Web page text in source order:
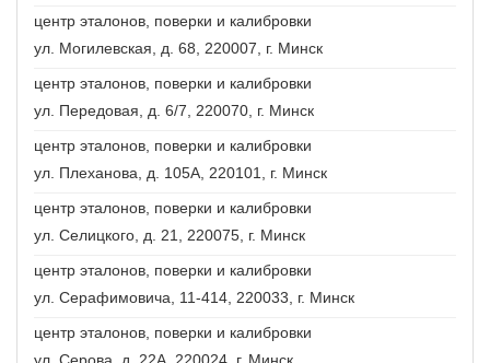
центр эталонов, поверки и калибровки
ул. Могилевская, д. 68, 220007, г. Минск
центр эталонов, поверки и калибровки
ул. Передовая, д. 6/7, 220070, г. Минск
центр эталонов, поверки и калибровки
ул. Плеханова, д. 105А, 220101, г. Минск
центр эталонов, поверки и калибровки
ул. Селицкого, д. 21, 220075, г. Минск
центр эталонов, поверки и калибровки
ул. Серафимовича, 11-414, 220033, г. Минск
центр эталонов, поверки и калибровки